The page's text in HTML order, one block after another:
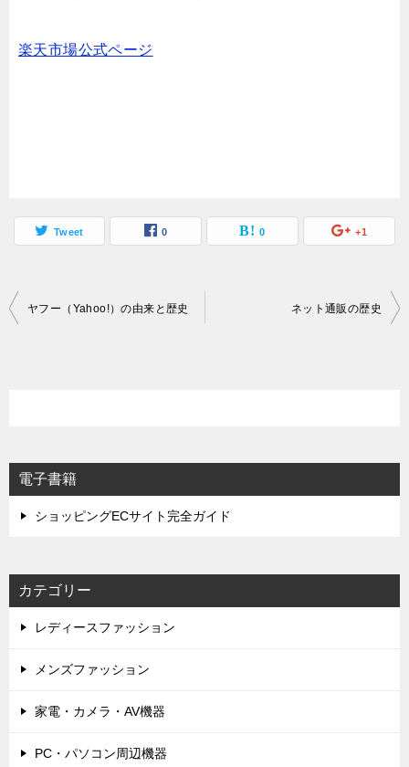
楽天市場公式ページ
Tweet 0 0 +1
投
シ
ョ
ヤフー（Yahoo!）の由来と歴史 ネット通販の歴史
電子書籍
ショッピングECサイト完全ガイド
カテゴリー
レディースファッション
メンズファッション
家電・カメラ・AV機器
PC・パソコン周辺機器